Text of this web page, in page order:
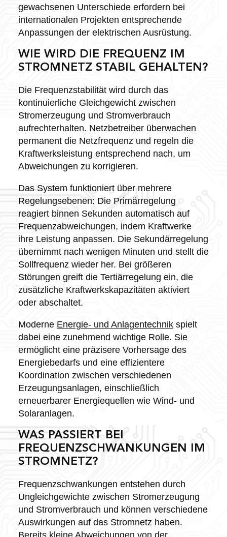
gewachsenen Unterschiede erfordern bei
internationalen Projekten entsprechende
Anpassungen der elektrischen Ausrüstung.
WIE WIRD DIE FREQUENZ IM
STROMNETZ STABIL GEHALTEN?
Die Frequenzstabilität wird durch das
kontinuierliche Gleichgewicht zwischen
Stromerzeugung und Stromverbrauch
aufrechterhalten. Netzbetreiber überwachen
permanent die Netzfrequenz und regeln die
Kraftwerksleistung entsprechend nach, um
Abweichungen zu korrigieren.
Das System funktioniert über mehrere
Regelungsebenen: Die Primärregelung
reagiert binnen Sekunden automatisch auf
Frequenzabweichungen, indem Kraftwerke
ihre Leistung anpassen. Die Sekundärregelung
übernimmt nach wenigen Minuten und stellt die
Sollfrequenz wieder her. Bei größeren
Störungen greift die Tertiärregelung ein, die
zusätzliche Kraftwerkskapazitäten aktiviert
oder abschaltet.
Moderne Energie- und Anlagentechnikspielt
dabei eine zunehmend wichtige Rolle. Sie
ermöglicht eine präzisere Vorhersage des
Energiebedarfs und eine effizientere
Koordination zwischen verschiedenen
Erzeugungsanlagen, einschließlich
erneuerbarer Energiequellen wie Wind- und
Solaranlagen.
WAS PASSIERT BEI
FREQUENZSCHWANKUNGEN IM
STROMNETZ?
Frequenzschwankungen entstehen durch
Ungleichgewichte zwischen Stromerzeugung
und Stromverbrauch und können verschiedene
Auswirkungen auf das Stromnetz haben.
Bereits kleine Abweichungen von der